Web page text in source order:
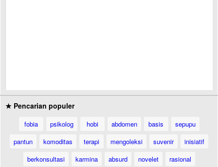
★ Pencarian populer
fobia psikolog hobi abdomen basis
sepupu
pantun
komoditas terapi mengoleksi suvenir
inisiatif
berkonsultasi
karmina absurd novelet
rasional